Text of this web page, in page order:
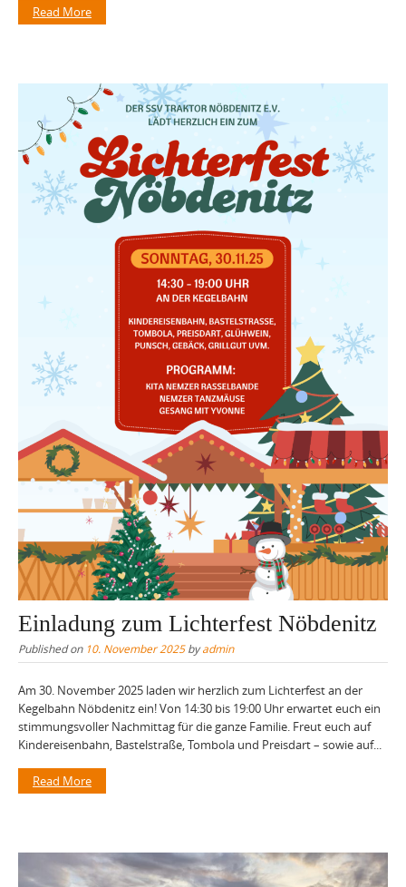
Read More
Einladung zum Lichterfest Nöbdenitz
Published on 10. November 2025byadmin
Am 30. November 2025 laden wir herzlich zum Lichterfest an der
Kegelbahn Nöbdenitz ein! Von 14:30 bis 19:00 Uhr erwartet euch ein
stimmungsvoller Nachmittag für die ganze Familie. Freut euch auf
Kindereisenbahn, Bastelstraße, Tombola und Preisdart – sowie auf...
Read More